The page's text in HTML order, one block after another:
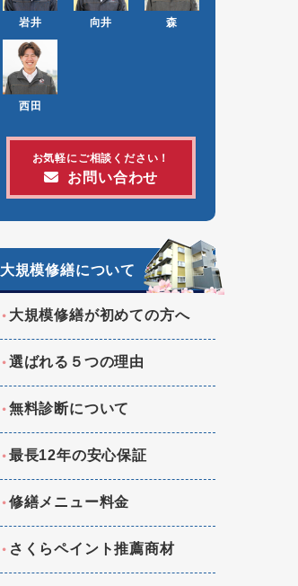
岩井 向井 森
西田
お気軽にご相談ください！
お問い合わせ
大規模修繕について
大規模修繕が初めての方へ
選ばれる５つの理由
無料診断について
最長12年の安心保証
修繕メニュー料金
さくらペイント推薦商材